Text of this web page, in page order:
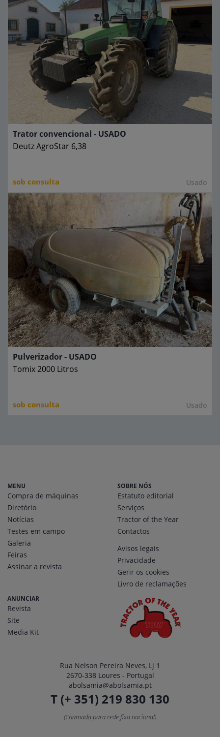
Usado
Trator convencional - USADO
DeutzAgroStar 6,38
sob consulta
Usado
Pulverizador - USADO
Tomix2000 Litros
sob consulta
MENU
Compra de máquinas
Diretório
Notícias
Testes em campo
Galeria
Feiras
Assinar a revista
SOBRE NÓS
Estatuto editorial
Serviços
Tractor of the Year
Contactos
Avisos legais
Privacidade
Gerir os cookies
Livro de reclamações
ANUNCIAR
Revista
Site
Media Kit
Rua Nelson Pereira Neves, Lj 1
2670-338 Loures - Portugal
abolsamia@abolsamia.pt
T (+ 351) 219 830 130
(Chamada para rede fixa nacional)